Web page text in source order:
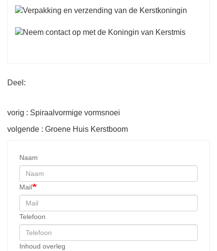
Deel:
vorig : Spiraalvormige vormsnoei
volgende : Groene Huis Kerstboom
Naam
Mail
Telefoon
Inhoud overleg